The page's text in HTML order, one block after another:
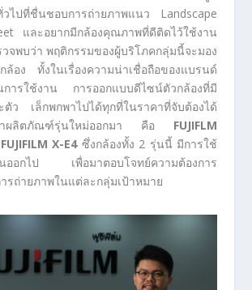
ไปที่ชื่นชอบการถ่ายภาพแนว Landscape
และอยากมีกล้องคุณภาพที่ดีติดไว้ใช้งาน
วจพบว่า พฤติกรรมของผู้บริโภคกลุ่มนี้จะมอง
ล้อง ทั้งในเรื่องความน่าเชื่อถือของแบรนด์
รใช้งาน การออกแบบดีไซน์ตัวกล้องที่มี
ตัว เล็กพกพาไปได้ทุกที่ในราคาที่จับต้องได้
าผลิตภัณฑ์รุ่นใหม่ออกมา คือ FUJIFLM
FUJIFILM X-E4ซึ่งกล้องทั้ง 2 รุ่นนี้ มีการใช้
นออกไป เพื่อมาตอบโจทย์ความต้องการ
รถ่ายภาพในแต่ละกลุ่มเป้าหมาย